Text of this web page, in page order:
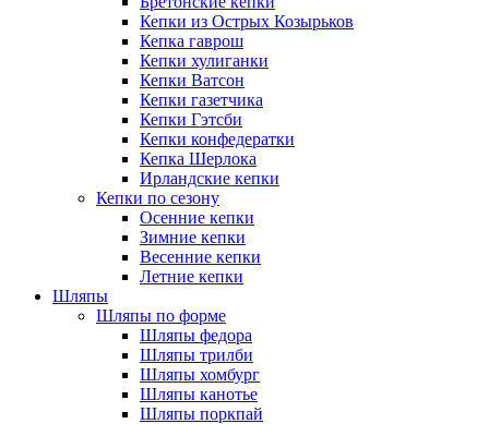
Кепки из Острых Козырьков
Кепка гаврош
Кепки хулиганки
Кепки Ватсон
Кепки газетчика
Кепки Гэтсби
Кепки конфедератки
Кепка Шерлока
Ирландские кепки
Кепки по сезону
Осенние кепки
Зимние кепки
Весенние кепки
Летние кепки
Шляпы
Шляпы по форме
Шляпы федора
Шляпы трилби
Шляпы хомбург
Шляпы канотье
Шляпы поркпай